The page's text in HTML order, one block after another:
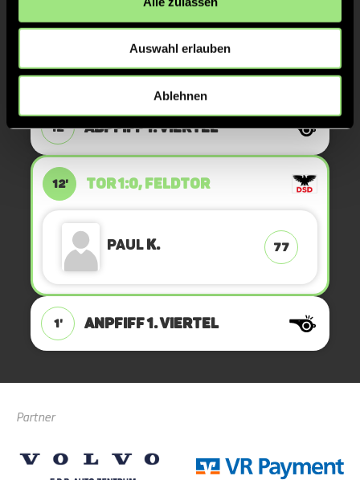
Auswahl erlauben
Ablehnen
24' ABPFIFF 2. Viertel
12' ANPFIFF 2. Viertel
12' ABPFIFF 1. Viertel
12' TOR 1:0, FELDTOR
PaulK. 77
1' ANPFIFF 1. Viertel
Partner